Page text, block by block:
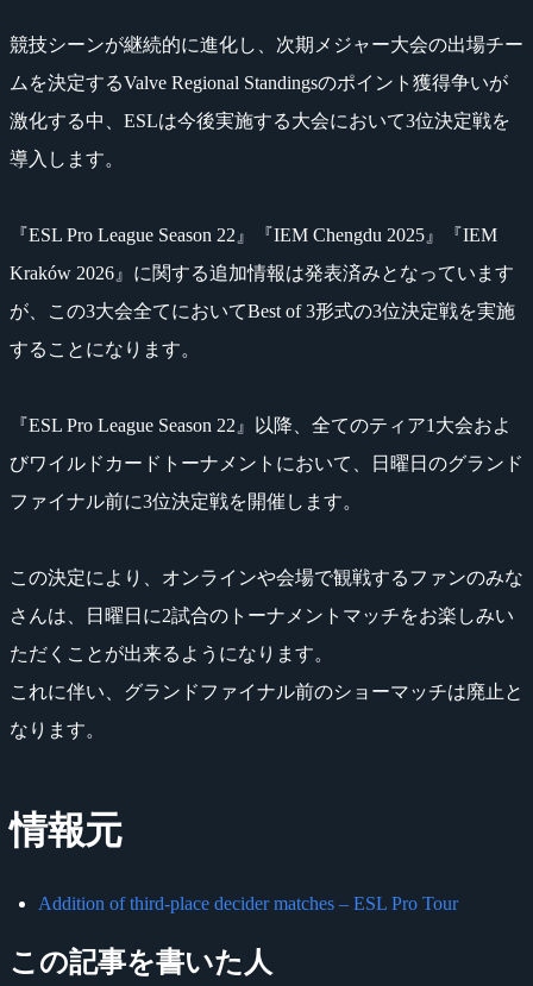
競技シーンが継続的に進化し、次期メジャー大会の出場チー
ムを決定するValve Regional Standingsのポイント獲得争いが
激化する中、ESLは今後実施する大会において3位決定戦を
導入します。
『ESL Pro League Season 22』『IEM Chengdu 2025』『IEM
Kraków 2026』に関する追加情報は発表済みとなっています
が、この3大会全てにおいてBest of 3形式の3位決定戦を実施
することになります。
『ESL Pro League Season 22』以降、全てのティア1大会およ
びワイルドカードトーナメントにおいて、日曜日のグランド
ファイナル前に3位決定戦を開催します。
この決定により、オンラインや会場で観戦するファンのみな
さんは、日曜日に2試合のトーナメントマッチをお楽しみい
ただくことが出来るようになります。
これに伴い、グランドファイナル前のショーマッチは廃止と
なります。
情報元
Addition of third-place decider matches – ESL Pro Tour
この記事を書いた人